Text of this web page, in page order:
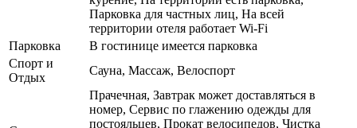
Парковка для частных лиц, На всей
территории отеля работает Wi-Fi
Парковка
В гостинице имеется парковка
Спорт и
Отдых
Сауна, Массаж, Велоспорт
Прачечная, Завтрак может доставляться в
номер, Сервис по глажению одежды для
постояльцев, Прокат велосипедов, Чистка